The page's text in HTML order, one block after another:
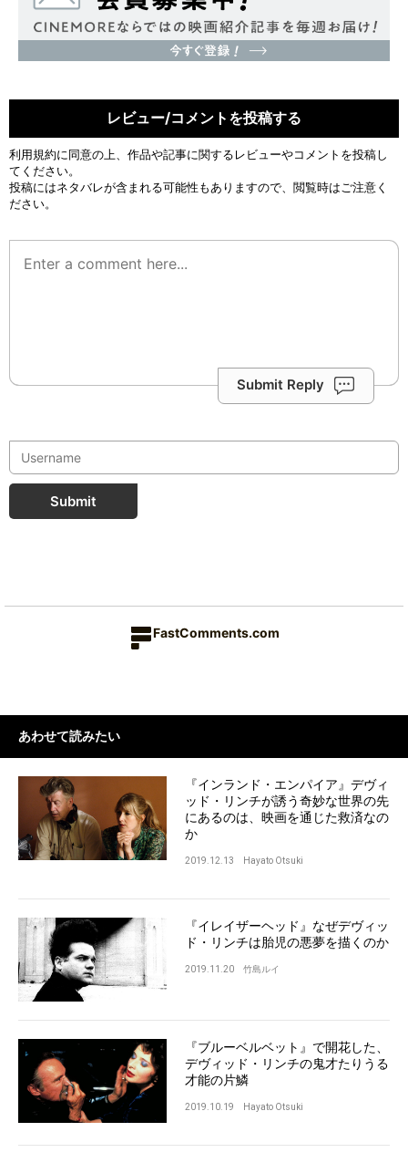
レビュー/コメントを投稿する
利用規約に同意の上、作品や記事に関するレビューやコメントを投稿し
てください。
投稿にはネタバレが含まれる可能性もありますので、閲覧時はご注意く
ださい。
Submit Reply
Submit
FastComments.com
あわせて読みたい
『インランド・エンパイア』デヴィ
ッド・リンチが誘う奇妙な世界の先
にあるのは、映画を通じた救済なの
か
2019.12.13 Hayato Otsuki
『イレイザーヘッド』なぜデヴィッ
ド・リンチは胎児の悪夢を描くのか
2019.11.20 竹島ルイ
『ブルーベルベット』で開花した、
デヴィッド・リンチの鬼才たりうる
才能の片鱗
2019.10.19 Hayato Otsuki